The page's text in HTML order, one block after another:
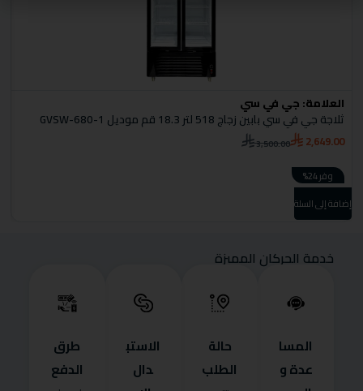
العلامة:جي في سي
ثلاجة جي في سي بابين زجاج 518 لتر 18.3 قم موديل GVSW-680-1
3,500.00 2,649.00
وفر 24%
إضافة إلى السلة
خدمة الحركان المميزة
المسا
عدة و
حالة
الطلب
الاستب
دال
طرق
الدفع